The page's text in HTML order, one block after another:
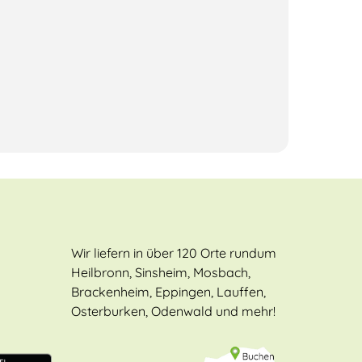
Wir liefern in über 120 Orte rundum
Heilbronn, Sinsheim, Mosbach,
Brackenheim, Eppingen, Lauffen,
Osterburken, Odenwald und mehr!